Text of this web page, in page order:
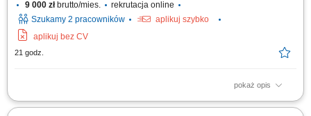
9 000 złbrutto/mies.
rekrutacja online
Szukamy 2 pracowników
aplikuj szybko
aplikuj bez CV
21 godz.
pokaż opis
Opis stanowiska pozyskiwanie informacji o potencjalnych klientach i